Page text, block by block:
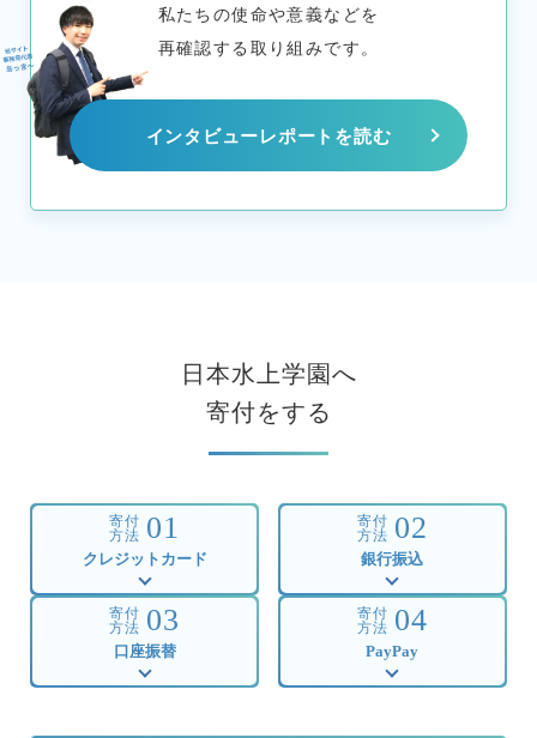
私たちの使命や意義などを
再確認する取り組みです。
インタビューレポートを読む
日本水上学園へ
寄付をする
寄付
方法 01
クレジットカード
寄付
方法 02
銀行振込
寄付
方法 03
口座振替
寄付
方法 04
PayPay